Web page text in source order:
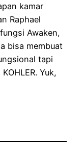
kamar
Raphael
Awaken,
bisa membuat
tapi
Yuk,